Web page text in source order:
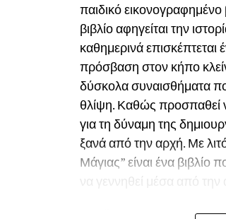
παιδικό εικονογραφημένο
βιβλίο αφηγείται την
καθημερινά
πρόσβαση στον κήπο
δύσκολα συναισθήματα
θλίψη. Καθώς προσπαθεί
για τη δύναμη της
ξανά από την αρχή. Με
Μάγιας” είναι ένα βιβλίο
να γεννηθεί μέσα από την